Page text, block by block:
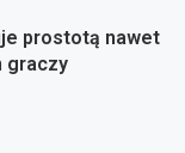
prostotą nawet
graczy